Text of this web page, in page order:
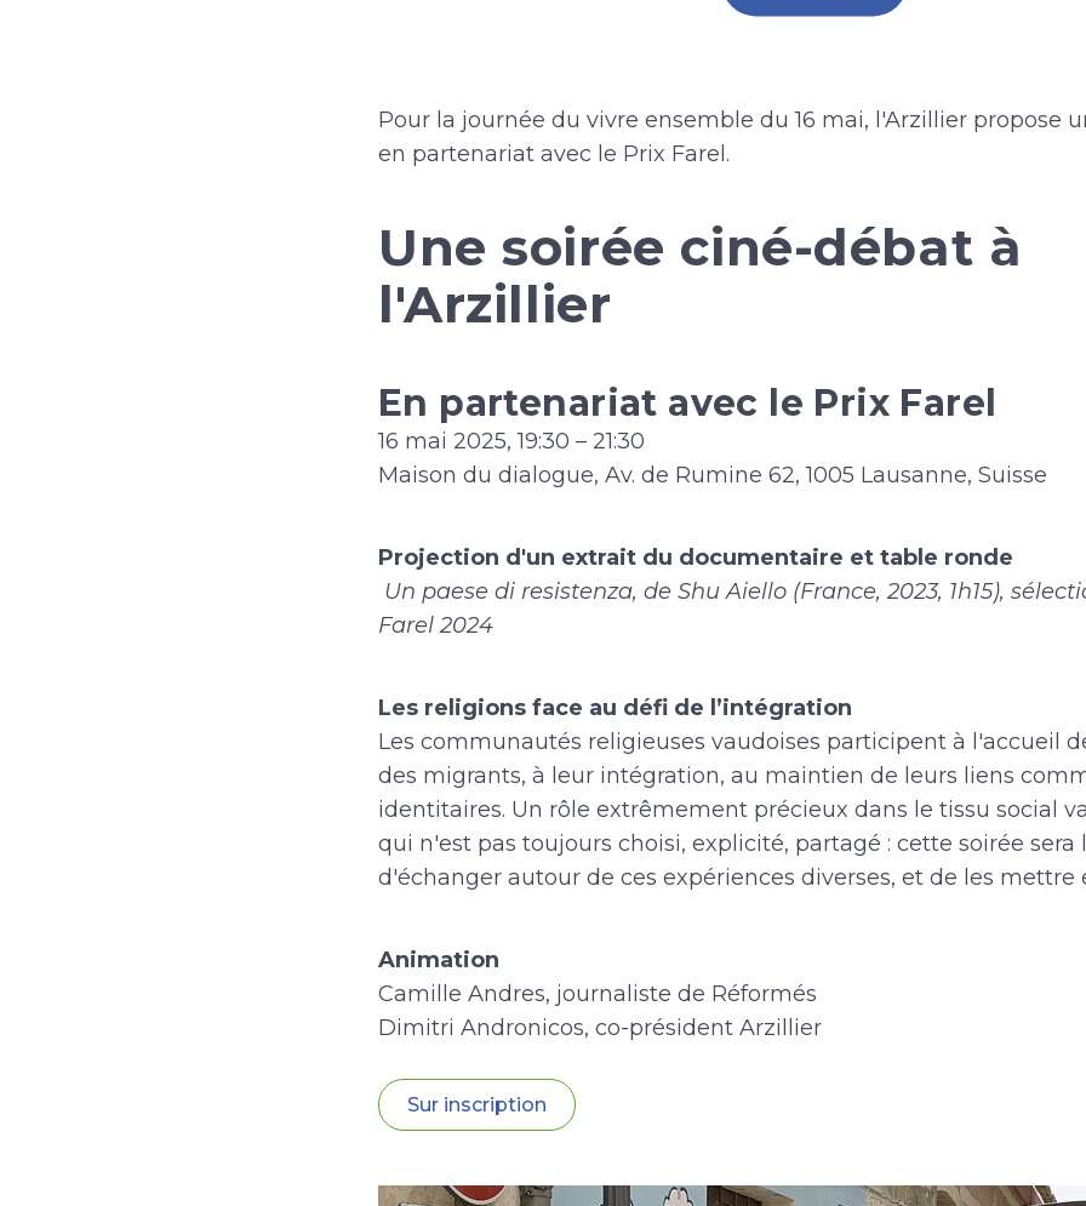
Pour la journée du vivre ensemble du 16 mai, l'Arzillier propose
en partenariat avec le Prix Farel.
Une soirée ciné-débat à
l'Arzillier
En partenariat avec le Prix Farel
16 mai 2025, 19:30 – 21:30
Maison du dialogue, Av. de Rumine 62, 1005 Lausanne, Suisse
Projection d'un extrait du documentaire et table ronde
Un paese di resistenza, de Shu Aiello (France, 2023, 1h15),
Farel 2024
Les religions face au défi de l’intégration
Les communautés religieuses vaudoises participent à l'accueil
des migrants, à leur intégration, au maintien de leurs liens
identitaires. Un rôle extrêmement précieux dans le tissu social
qui n'est pas toujours choisi, explicité, partagé : cette soirée sera
d'échanger autour de ces expériences diverses, et de les mettre
Animation
Camille Andres, journaliste de Réformés
Dimitri Andronicos, co-président Arzillier
Sur inscription